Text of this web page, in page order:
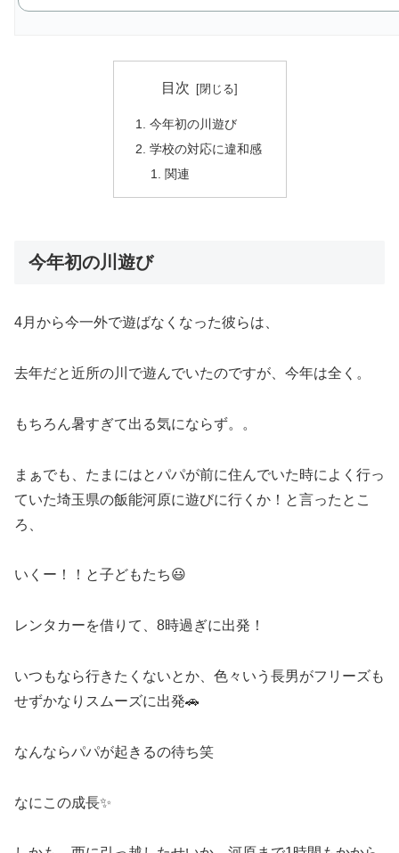
目次
今年初の川遊び
学校の対応に違和感
関連
今年初の川遊び
4月から今一外で遊ばなくなった彼らは、
去年だと近所の川で遊んでいたのですが、今年は全く。
もちろん暑すぎて出る気にならず。。
まぁでも、たまにはとパパが前に住んでいた時によく行っ
ていた埼玉県の飯能河原に遊びに行くか！と言ったとこ
ろ、
いくー！！と子どもたち😃
レンタカーを借りて、8時過ぎに出発！
いつもなら行きたくないとか、色々いう長男がフリーズも
せずかなりスムーズに出発🚗
なんならパパが起きるの待ち笑
なにこの成長✨